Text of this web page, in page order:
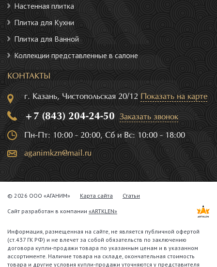
Настенная плитка
Плитка для Кухни
Плитка для Ванной
Коллекции представленные в салоне
КОНТАКТЫ
г. Казань, Чистопольская 20/12 Показать на карте
+7 (843) 204-24-50 Заказать звонок
Пн-Пт: 10:00 - 20:00, Сб и Вс: 10:00 - 18:00
aganimkzn@mail.ru
© 2026 ООО «АГАНИМ» Карта сайта Статьи
Сайт разработан в компании «ARTKLEN»
Информация, размещенная на сайте, не является публичной офертой
(ст.437 ГК РФ) и не влечет за собой обязательств по заключению
договора купли-продажи товара по указанным ценам и в указанном
ассортименте. Наличие товара на складе, окончательная стоимость
товара и другие условия купли-продажи уточняются у представителя